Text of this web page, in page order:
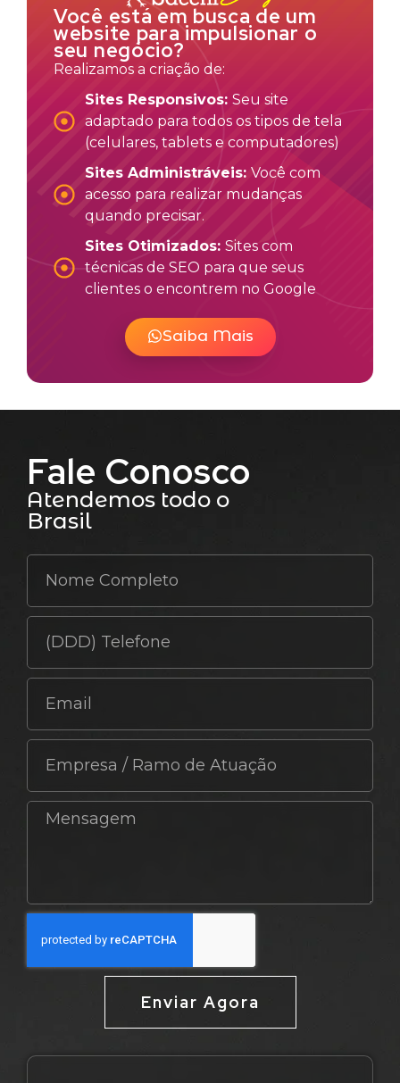
Você está em busca de um
website para impulsionar o
seu negócio?
Realizamos a criação de:
Sites Responsivos: Seu site
adaptado para todos os tipos de tela
(celulares, tablets e computadores)
Sites Administráveis: Você com
acesso para realizar mudanças
quando precisar.
Sites Otimizados: Sites com
técnicas de SEO para que seus
clientes o encontrem no Google
Saiba Mais
Fale Conosco
Atendemos todo o
Brasil
Enviar Agora